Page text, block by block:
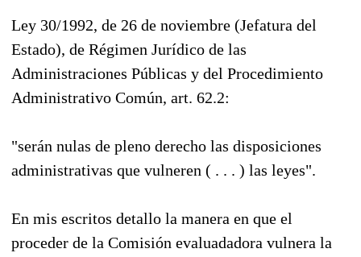
Ley 30/1992, de 26 de noviembre (Jefatura del
Estado), de Régimen Jurídico de las
Administraciones Públicas y del Procedimiento
Administrativo Común, art. 62.2:
"serán nulas de pleno derecho las disposiciones
administrativas que vulneren ( . . . ) las leyes".
En mis escritos detallo la manera en que el
proceder de la Comisión evaluadadora vulnera la